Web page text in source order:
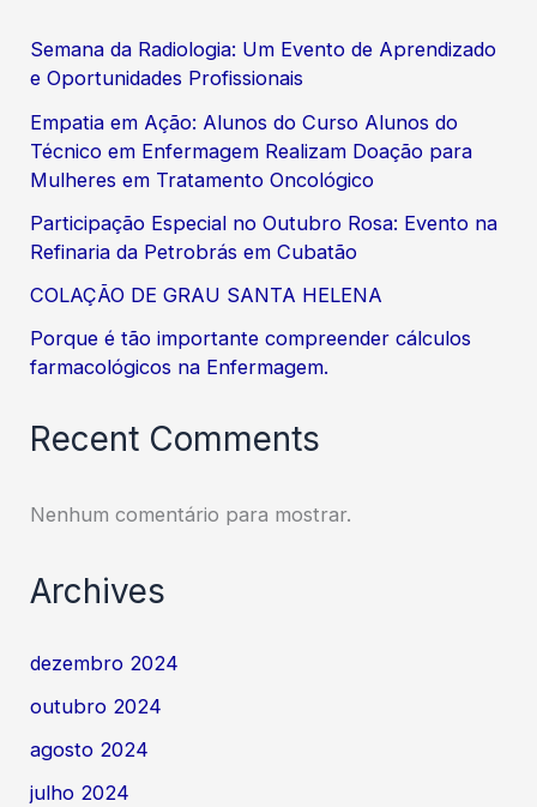
Semana da Radiologia: Um Evento de Aprendizado
e Oportunidades Profissionais
Empatia em Ação: Alunos do Curso Alunos do
Técnico em Enfermagem Realizam Doação para
Mulheres em Tratamento Oncológico
Participação Especial no Outubro Rosa: Evento na
Refinaria da Petrobrás em Cubatão
COLAÇÃO DE GRAU SANTA HELENA
Porque é tão importante compreender cálculos
farmacológicos na Enfermagem.
Recent Comments
Nenhum comentário para mostrar.
Archives
dezembro 2024
outubro 2024
agosto 2024
julho 2024